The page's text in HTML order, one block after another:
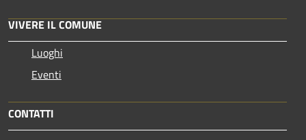
VIVERE IL COMUNE
Luoghi
Eventi
CONTATTI